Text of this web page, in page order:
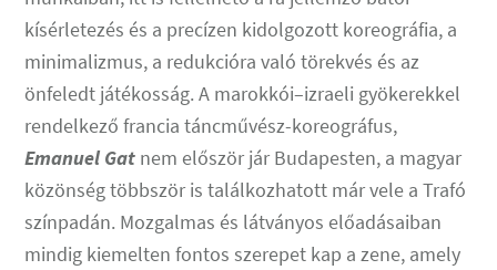
kísérletezés és a precízen kidolgozott koreográfia, a
minimalizmus, a redukcióra való törekvés és az
önfeledt játékosság. A marokkói–izraeli gyökerekkel
rendelkező francia táncművész-koreográfus,
Emanuel Gat nem először jár Budapesten, a magyar
közönség többször is találkozhatott már vele a Trafó
színpadán. Mozgalmas és látványos előadásaiban
mindig kiemelten fontos szerepet kap a zene, amely